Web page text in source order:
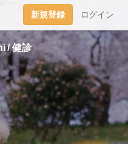
新規登録 ログイン
/ 健診